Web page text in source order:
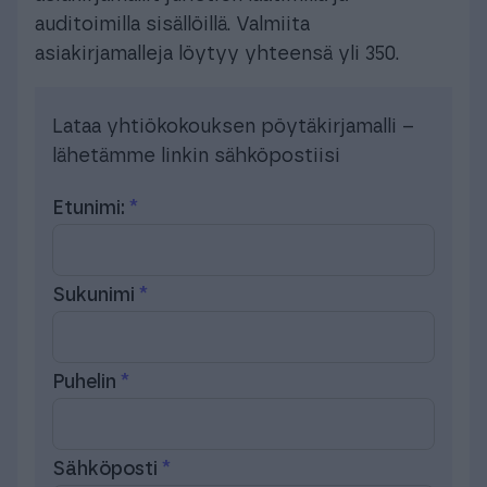
auditoimilla sisällöillä. Valmiita
asiakirjamalleja löytyy yhteensä yli 350.
Lataa yhtiökokouksen pöytäkirjamalli –
lähetämme linkin sähköpostiisi
Etunimi:
Sukunimi
Puhelin
Sähköposti